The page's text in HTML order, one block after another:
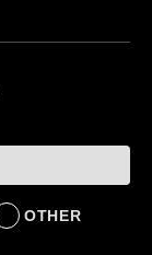
OTHER